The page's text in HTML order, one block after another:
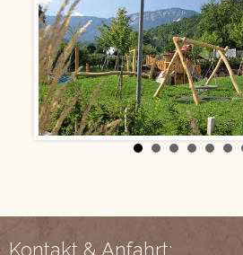
Kontakt & Anfahrt: